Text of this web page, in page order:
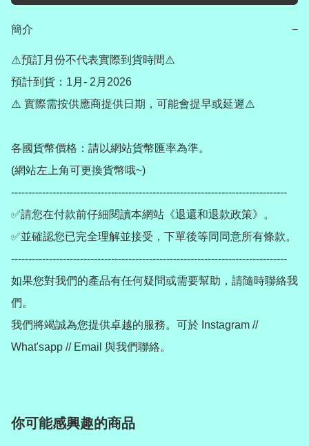
簡介 −
⚠️預訂月份不代表實際到貨時間⚠️
預計到貨：1月- 2月2026
⚠️ 實際需按供應商提供日期，可能會提早或延遲⚠️
各國貨幣價格：請以網站貨幣匯率為準。
(網站左上角可更換貨幣哦~)
--------------------------------------------------------------------------------
✅請您在付款前仔細閱讀本網站《退還和退款政策》。
✅並確認您已完全理解並接受，下單後等同同意所有條款。
--------------------------------------------------------------------------------
如果您對我們的產品有任何疑問或需要幫助，請隨時聯絡我
們。
我們將竭誠為您提供卓越的服務。可於 Instagram //
你可能感興趣的商品